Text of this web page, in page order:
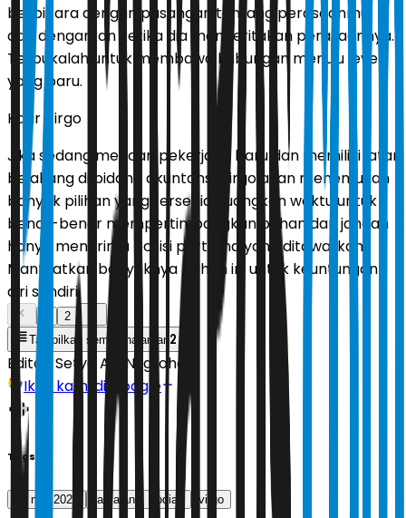
berbicara dengan pasangan tentang perasaanmu,
dan dengarkan ketika dia menceritakan perasaannya.
Terbukalah untuk membawa hubungan menuju level
yang baru.
Karir Virgo
Jika sedang mencari pekerjaan baru dan memiliki latar
belakang di bidang akuntansi, virgo akan menemukan
banyak pilihan yang tersedia. Luangkan waktu untuk
benar-benar mempertimbangkan pilihan dan jangan
hanya menerima posisi pertama yang ditawarkan.
Manfaatkan banyaknya pilihan ini untuk keuntungan
diri sendiri.
2
Tampilkan semua halaman 2
Editor: Setyo Adi Nugroho
Ikuti kami di Google
Tags
16 mei 2026 ramalan zodiak virgo